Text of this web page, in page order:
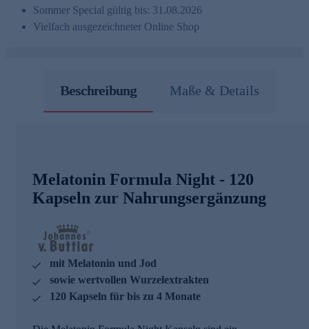
Sommer Special gültig bis: 31.08.2026
Vielfach ausgezeichneter Online Shop
Beschreibung Maße & Details
Melatonin Formula Night - 120
Kapseln zur Nahrungsergänzung
mit Melatonin und Jod
sowie wertvollen Wurzelextrakten
120 Kapseln für bis zu 4 Monate